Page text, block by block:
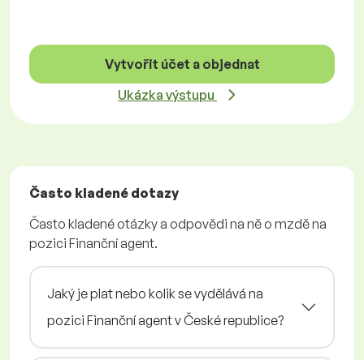
Vytvořit účet a objednat
Ukázka výstupu
Často kladené dotazy
Často kladené otázky a odpovědi na ně o mzdě na
pozici Finanční agent.
Jaký je plat nebo kolik se vydělává na
pozici Finanční agent v České republice?